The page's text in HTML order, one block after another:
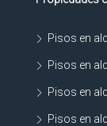
Pisos en
Pisos en
Pisos en
Pisos en